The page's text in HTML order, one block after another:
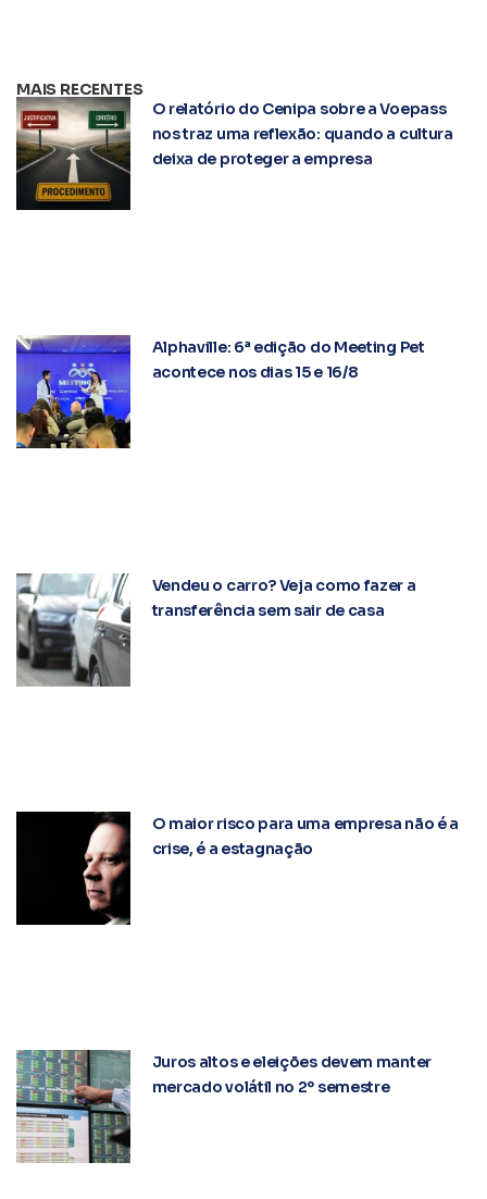
MAIS RECENTES
O relatório do Cenipa sobre a Voepass
nos traz uma reflexão: quando a cultura
deixa de proteger a empresa
Alphaville: 6ª edição do Meeting Pet
acontece nos dias 15 e 16/8
Vendeu o carro? Veja como fazer a
transferência sem sair de casa
O maior risco para uma empresa não é a
crise, é a estagnação
Juros altos e eleições devem manter
mercado volátil no 2º semestre